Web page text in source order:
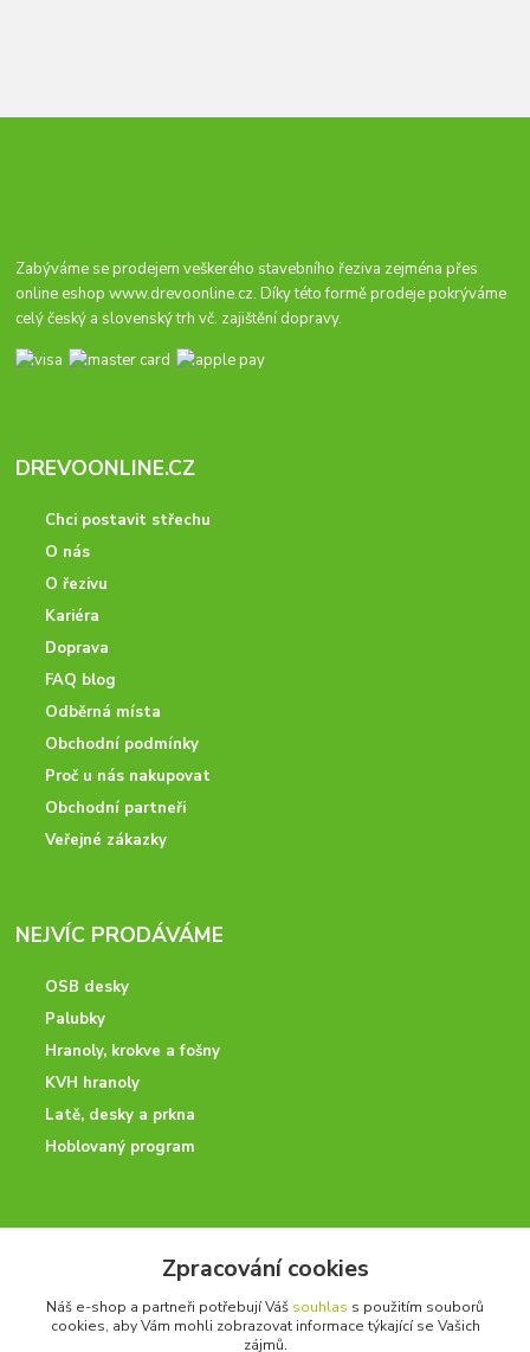
Zabýváme se prodejem veškerého stavebního řeziva zejména přes
online eshopwww.drevoonline.cz. Díky této formě prodeje pokrýváme
celý český a slovenský trh vč. zajištění dopravy.
DREVOONLINE.CZ
Chci postavit střechu
O nás
O řezivu
Kariéra
Doprava
FAQ blog
Odběrná místa
Obchodní podmínky
Proč u nás nakupovat
Obchodní partneři
Veřejné zákazky
NEJVÍC PRODÁVÁME
OSB desky
Palubky
Hranoly, krokve a fošny
KVH hranoly
Latě, desky a prkna
Hoblovaný program
+420 728 600 625
po - pá 7:00 - 15:00
Zpracování cookies
Náš e-shop a partneři potřebují Váš souhlas s použitím souborů
cookies, aby Vám mohli zobrazovat informace týkající se Vašich
zájmů.